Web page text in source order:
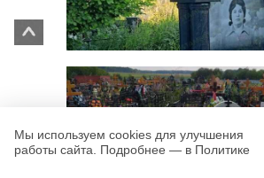
Мы используем cookies для улучшения
работы сайта. Подробнее — в Политике